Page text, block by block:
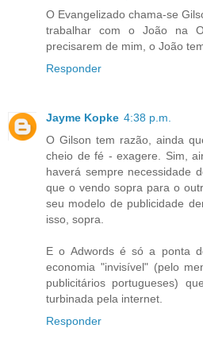
O Evangelizado chama-se
trabalhar com o João na
precisarem de mim, o João
Responder
Jayme Kopke 4:38 p.m.
O Gilson tem razão, ainda
cheio de fé - exagere. Sim,
haverá sempre necessidade
que o vendo sopra para o
seu modelo de publicidade
isso, sopra.
E o Adwords é só a ponta
economia "invisível" (pelo
publicitários portugueses)
turbinada pela internet.
Responder